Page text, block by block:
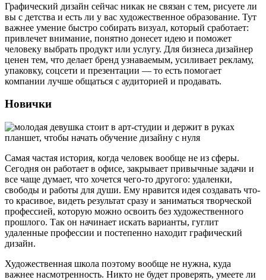
Графический дизайн сейчас никак не связан с тем, рисуете ли
вы с детства и есть ли у вас художественное образование. Тут
важнее умение быстро собирать визуал, который сработает:
привлечет внимание, понятно донесет идею и поможет
человеку выбрать продукт или услугу. Для бизнеса дизайнер
ценен тем, что делает бренд узнаваемым, усиливает рекламу,
упаковку, соцсети и презентации — то есть помогает
компании лучше общаться с аудиторией и продавать.
Новички
Самая частая история, когда человек вообще не из сферы.
Сегодня он работает в офисе, закрывает привычные задачи и
все чаще думает, что хочется чего-то другого: удаленки,
свободы и работы для души. Ему нравится идея создавать что-
то красивое, видеть результат сразу и заниматься творческой
профессией, которую можно освоить без художественного
прошлого. Так он начинает искать варианты, гуглит
удаленные профессии и постепенно находит графический
дизайн.
Художественная школа поэтому вообще не нужна, куда
важнее насмотренность. Никто не будет проверять, умеете ли